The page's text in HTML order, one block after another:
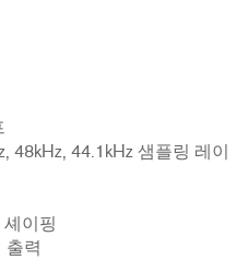
48kHz, 44.1kHz 샘플링 레이
이핑
출력